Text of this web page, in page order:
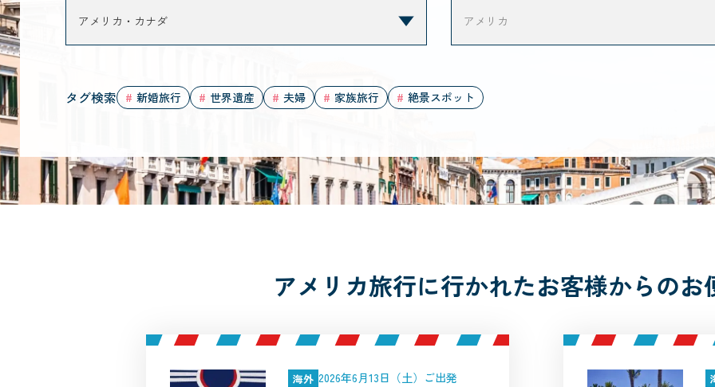
タグ検索 新婚旅行 世界遺産 夫婦 家族旅行 絶景スポット
アメリカ旅行に行かれたお客様からのお
海外 2026年6月13日（土）ご出発